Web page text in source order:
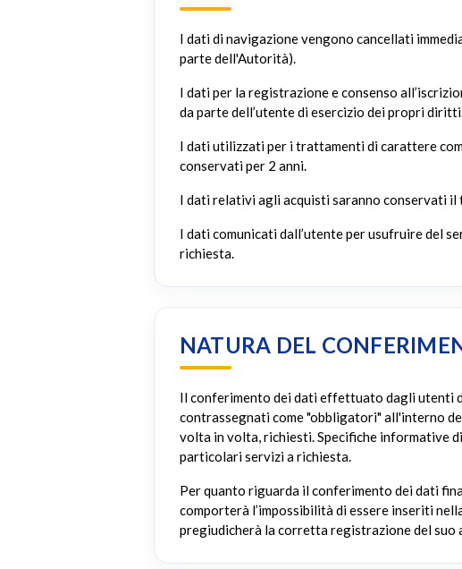
I dati di navigazione vengono cancellati
parte dell'Autorità).
I dati per la registrazione e consenso
da parte dell’utente di esercizio dei propri
I dati utilizzati per i trattamenti di carattere
conservati per 2 anni.
I dati relativi agli acquisti saranno conservati
I dati comunicati dall’utente per usufruire del
richiesta.
NATURA DEL
Il conferimento dei dati effettuato dagli utenti
contrassegnati come "obbligatori" all'interno
volta in volta, richiesti. Specifiche informative
particolari servizi a richiesta.
Per quanto riguarda il conferimento dei dati
comporterà l’impossibilità di essere inseriti
pregiudicherà la corretta registrazione del